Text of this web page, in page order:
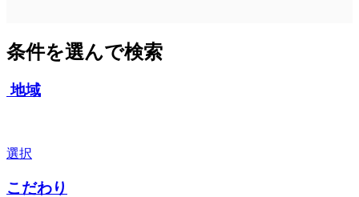
条件を選んで検索
地域
選択
こだわり